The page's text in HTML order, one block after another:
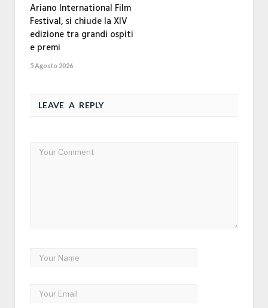
Ariano International Film
Festival, si chiude la XIV
edizione tra grandi ospiti
e premi
5 Agosto 2026
LEAVE A REPLY